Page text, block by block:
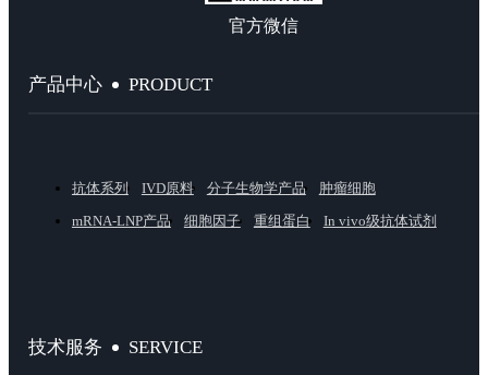
官方微信
产品中心 PRODUCT
抗体系列 IVD原料 分子生物学产品
肿瘤细胞
mRNA-LNP产品
细胞因子 重组蛋白 In vivo级抗体试剂
技术服务 SERVICE